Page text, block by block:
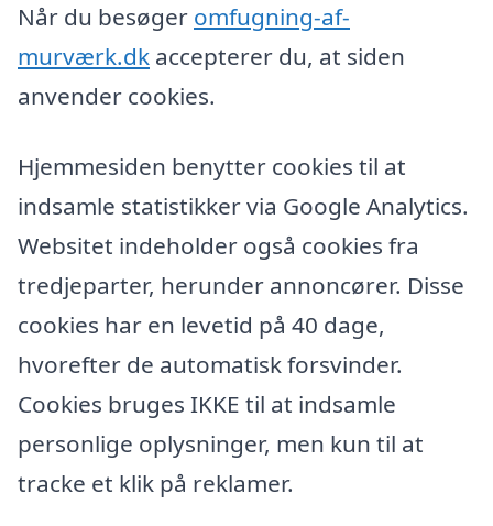
Når du besøger omfugning-af-
murværk.dk accepterer du, at siden
anvender cookies.
Hjemmesiden benytter cookies til at
indsamle statistikker via Google Analytics.
Websitet indeholder også cookies fra
tredjeparter, herunder annoncører. Disse
cookies har en levetid på 40 dage,
hvorefter de automatisk forsvinder.
Cookies bruges IKKE til at indsamle
personlige oplysninger, men kun til at
tracke et klik på reklamer.